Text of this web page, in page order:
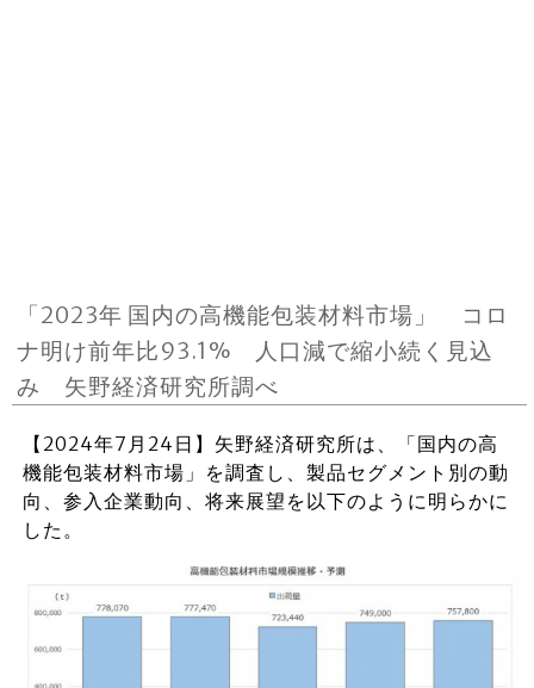
「2023年 国内の高機能包装材料市場」 コロ
ナ明け前年比93.1% 人口減で縮小続く見込
み 矢野経済研究所調べ
【2024年7月24日】矢野経済研究所は、「国内の高
機能包装材料市場」を調査し、製品セグメント別の動
向、参入企業動向、将来展望を以下のように明らかに
した。